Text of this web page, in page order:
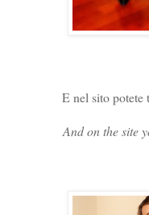
E nel sito potete
And on the site